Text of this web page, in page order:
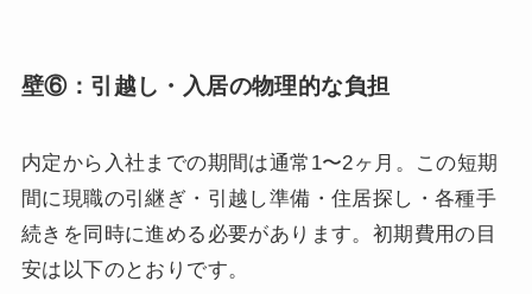
壁⑥：引越し・入居の物理的な負担
内定から入社までの期間は通常1〜2ヶ月。この短期
間に現職の引継ぎ・引越し準備・住居探し・各種手
続きを同時に進める必要があります。初期費用の目
安は以下のとおりです。